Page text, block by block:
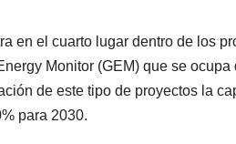
en el cuarto lugar dentro de los
Monitor (GEM) que se
de este tipo de proyectos la
para 2030.